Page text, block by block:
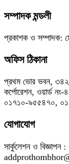
সম্পাদক মন্ডলী
প্রকাশক ও সম্পাদক:
অফিস ঠিকানা
প্রথম ভোর ভবন, ৩৪২/
কর্পোরেশন, ওয়ার্ড
০১৭১০-৯৫৫৪৭০,
যোগাযোগ
সার্কুলেশন ও